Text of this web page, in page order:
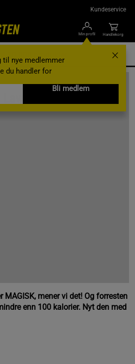
Kundeservice
Min profil
til nye medlemmer
du handler for
Bli medlem
Handlekorg
MAGISK, mener vi det! Og forresten
enn 100 kalorier. Nyt den med